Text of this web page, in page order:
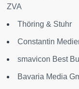
ZVA
Thöring & Stuhr
Constantin
smavicon Best
Bavaria Media